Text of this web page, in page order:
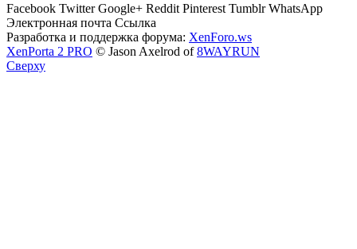
Facebook Twitter Google+ Reddit Pinterest Tumblr WhatsApp
Электронная почта Ссылка
Разработка и поддержка форума: XenForo.ws
XenPorta 2 PRO © Jason Axelrod of8WAYRUN
Сверху